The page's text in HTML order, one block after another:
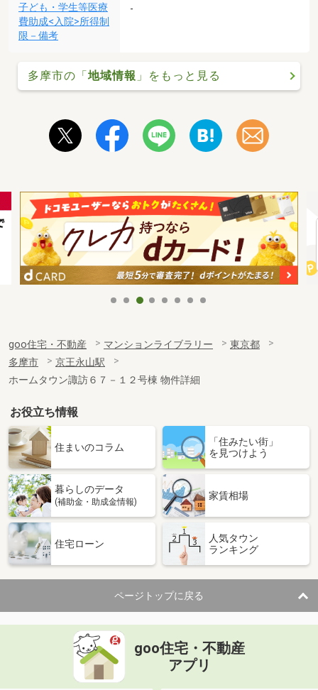
子ども・学生等医療
費助成<入院>所得制
限－備考
-
多摩市の「 地域情報 」をもっと見る
goo住宅・不動産 マンションライブラリー
東京都
多摩市
京王永山駅
ホームタウン諏訪６７－１２号棟 物件詳細
お役立ち情報
住まいのコラム
「住みたい街」
を見つけよう
暮らしのデータ
(補助金・助成金情報)
家賃相場
住宅ローン
人気タウン
ランキング
ページトップに戻る
goo住宅・不動産
アプリ